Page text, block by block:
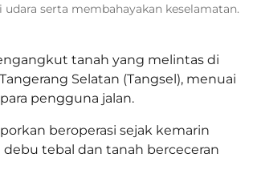
serta membahayakan keselamatan.
tanah yang melintas di
Selatan (Tangsel), menuai
pengguna jalan.
beroperasi sejak kemarin
tebal dan tanah berceceran